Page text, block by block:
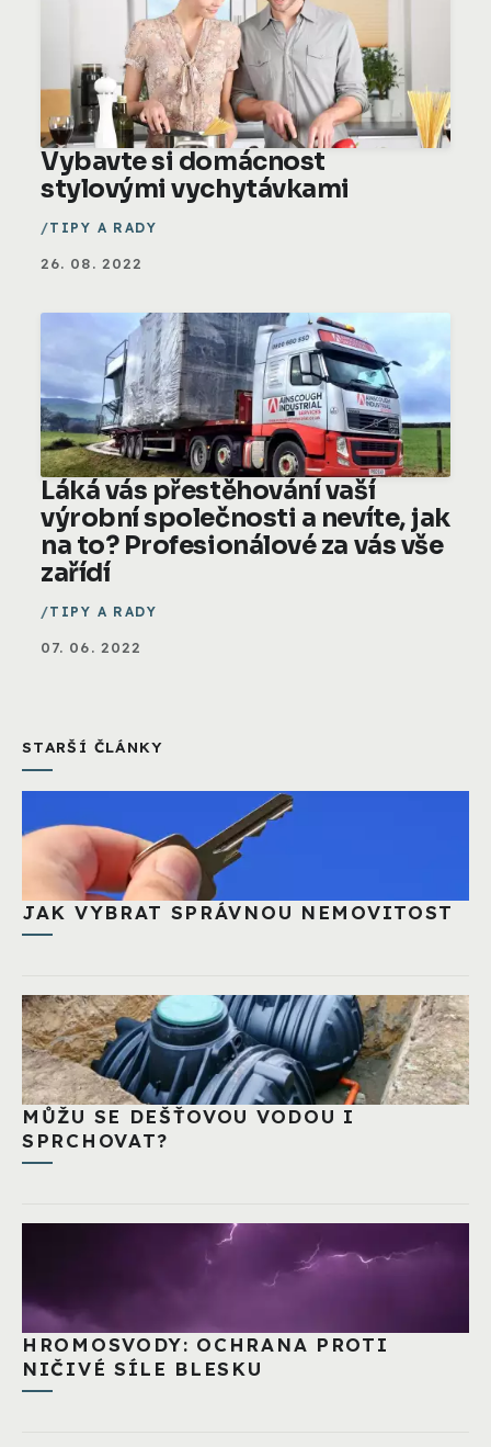
Vybavte si domácnost
stylovými vychytávkami
TIPY A RADY
26. 08. 2022
Láká vás přestěhování vaší
výrobní společnosti a nevíte, jak
na to? Profesionálové za vás vše
zařídí
TIPY A RADY
07. 06. 2022
STARŠÍ ČLÁNKY
JAK VYBRAT SPRÁVNOU NEMOVITOST
MŮŽU SE DEŠŤOVOU VODOU I
SPRCHOVAT?
HROMOSVODY: OCHRANA PROTI
NIČIVÉ SÍLE BLESKU